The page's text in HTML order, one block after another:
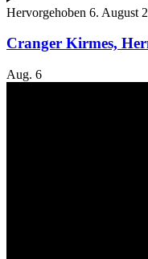
Hervorgehoben 6. August
Cranger Kirmes,
Aug. 6